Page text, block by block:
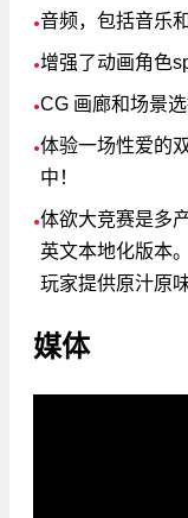
●音频，包括音乐
●增强了动画角色
●CG 画廊和场景
●体验一场性爱的
中！
●体欲大竞赛是多
英文本地化版本
玩家提供原汁原
媒体